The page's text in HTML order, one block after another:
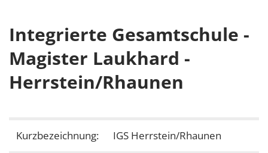
Integrierte Gesamtschule -
Magister Laukhard -
Herrstein/Rhaunen
Kurzbezeichnung: IGS Herrstein/Rhaunen